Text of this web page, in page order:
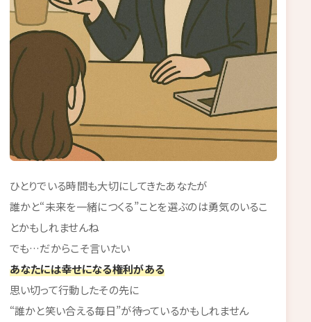
ひとりでいる時間も大切にしてきたあなたが
誰かと“未来を一緒につくる”ことを選ぶのは勇気のいるこ
とかもしれませんね
でも…だからこそ言いたい
あなたには幸せになる権利がある
思い切って行動したその先に
“誰かと笑い合える毎日”が待っているかもしれません